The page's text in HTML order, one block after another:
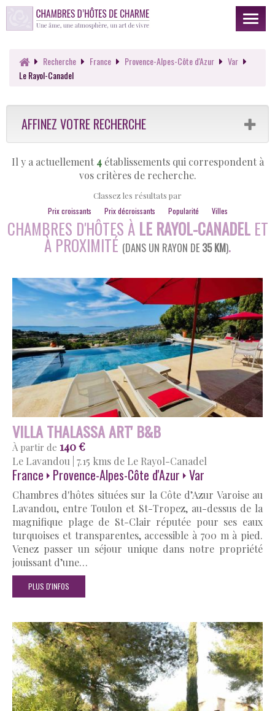
Toggle
Recherche France Provence-Alpes-Côte d'Azur
Var
Le Rayol-Canadel
AFFINEZ VOTRE RECHERCHE
Il y a actuellement 4établissements qui correspondent à
vos critères de recherche.
Classez les résultats par
Prix croissants
Prix décroissants Popularité Villes
CHAMBRES D'HÔTES À LE RAYOL-CANADELET
À PROXIMITÉ (DANS UN RAYON DE 35 KM).
VILLA THALASSA ART' B&B
À partir de 140 €
Le Lavandou 7.15 kms de Le Rayol-Canadel
France Provence-Alpes-Côte d'Azur Var
Chambres d'hôtes situées sur la Côte d’Azur Varoise au
Lavandou, entre Toulon et St-Tropez, au-dessus de la
magnifique plage de St-Clair réputée pour ses eaux
turquoises et transparentes, accessible à 700 m à pied.
Venez passer un séjour unique dans notre propriété
jouissant d’une…
PLUS D'INFOS